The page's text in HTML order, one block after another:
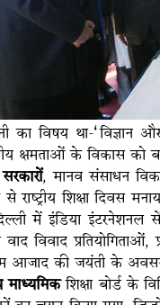
का विषय था-
क्षमताओं के विकास को
, मानव संसाधन
राष्ट्रीय शिक्षा दिवस
में इंडिया इंटरनेशनल
वाद विवाद
आजाद की जयंती के अवसर
माध्यमिकशिक्षा बोर्ड के